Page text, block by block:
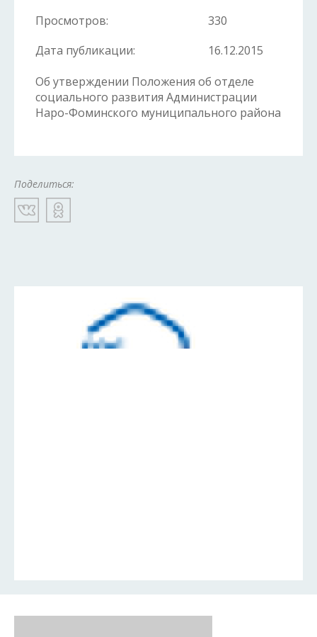
Просмотров:
330
Дата публикации:
16.12.2015
Об утверждении Положения об отделе
социального развития Администрации
Наро-Фоминского муниципального района
Поделиться: